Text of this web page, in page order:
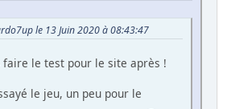
le 13 Juin 2020 à 08:43:47
faire le test pour le site après !
le jeu, un peu pour le